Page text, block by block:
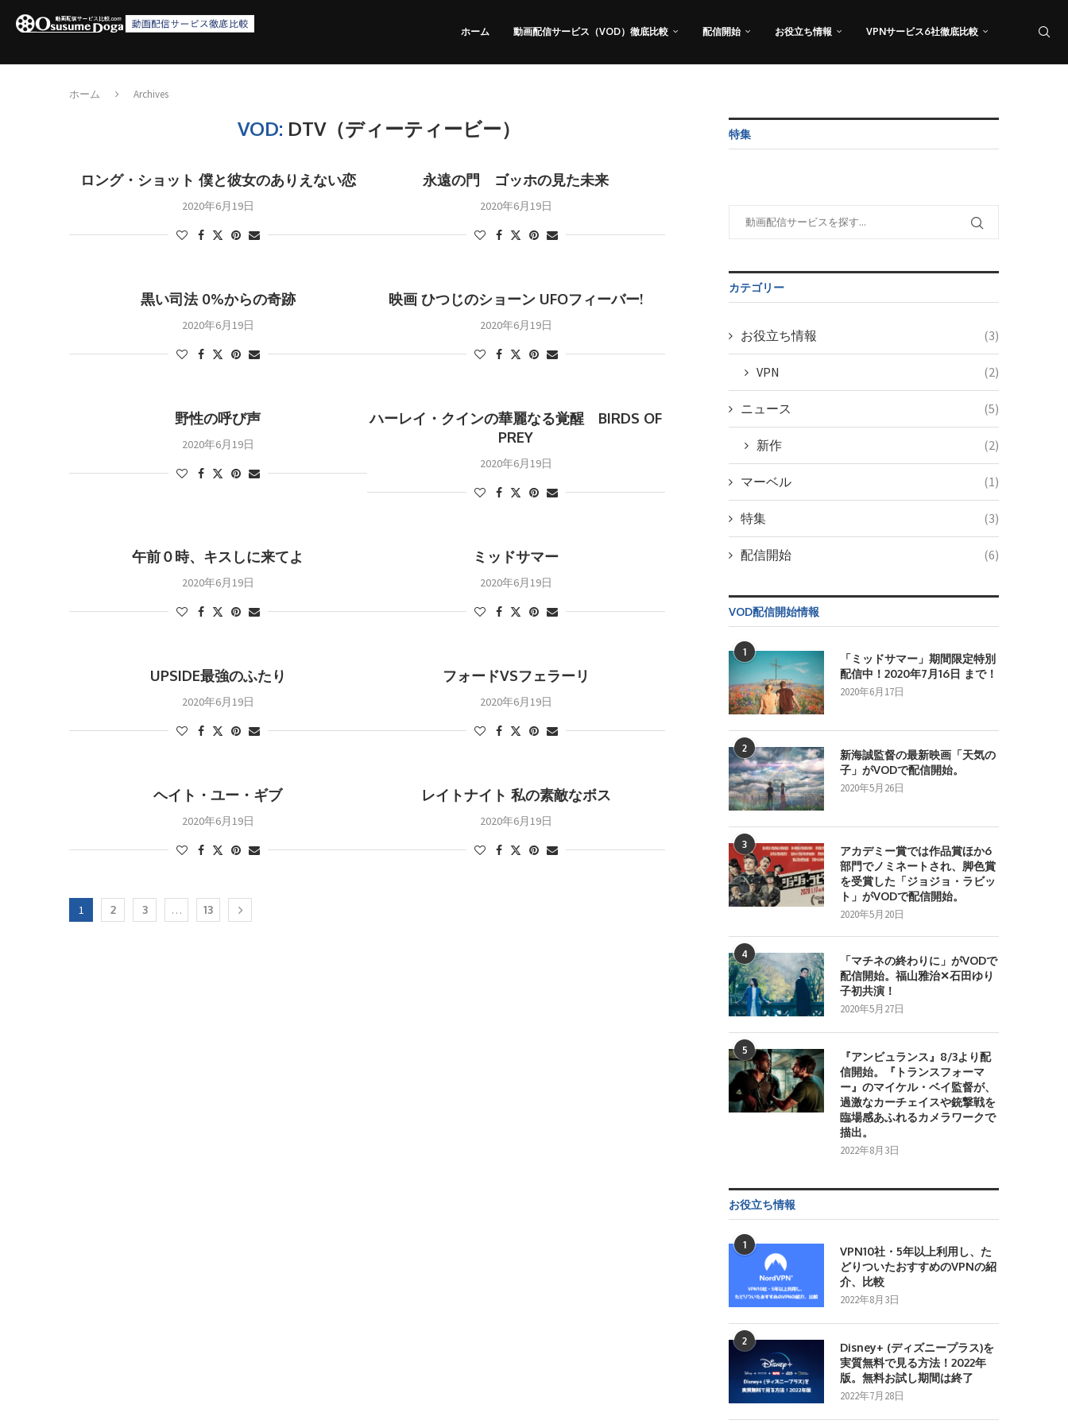
ホーム 動画配信サービス（VOD）徹底比較 配信開始 お役立ち情報 VPNサービス6社徹底比較
ホーム Archives
VOD: DTV（ディーティービー）
ロング・ショット 僕と彼女のありえない恋
2020年6月19日
永遠の門 ゴッホの見た未来
2020年6月19日
黒い司法 0%からの奇跡
2020年6月19日
映画 ひつじのショーン UFOフィーバー!
2020年6月19日
野性の呼び声
2020年6月19日
ハーレイ・クインの華麗なる覚醒 BIRDS OF
PREY
2020年6月19日
午前０時、キスしに来てよ
2020年6月19日
ミッドサマー
2020年6月19日
UPSIDE最強のふたり
2020年6月19日
フォードVSフェラーリ
2020年6月19日
ヘイト・ユー・ギブ
2020年6月19日
レイトナイト 私の素敵なボス
2020年6月19日
1 2 3 … 13
特集
カテゴリー
お役立ち情報 (3)
VPN (2)
ニュース (5)
新作 (2)
マーベル (1)
特集 (3)
配信開始 (6)
VOD配信開始情報
1
「ミッドサマー」期間限定特別
配信中！2020年7月16日 まで！
2020年6月17日
2
新海誠監督の最新映画「天気の
子」がVODで配信開始。
2020年5月26日
3
アカデミー賞では作品賞ほか6
部門でノミネートされ、脚色賞
を受賞した「ジョジョ・ラビッ
ト」がVODで配信開始。
2020年5月20日
4
「マチネの終わりに」がVODで
配信開始。福山雅治✕石田ゆり
子初共演！
2020年5月27日
5
『アンビュランス』8/3より配
信開始。『トランスフォーマ
ー』のマイケル・ベイ監督が、
過激なカーチェイスや銃撃戦を
臨場感あふれるカメラワークで
描出。
2022年8月3日
お役立ち情報
1
VPN10社・5年以上利用し、た
どりついたおすすめのVPNの紹
介、比較
2022年8月3日
2
Disney+ (ディズニープラス)を
実質無料で見る方法！2022年
版。無料お試し期間は終了
2022年7月28日